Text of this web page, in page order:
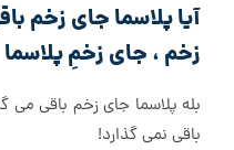
آیا پلاسما جای زخم
زخم ، جای زخمِ پلاسما
بله پلاسما جای زخم باقی
باقی نمی گذارد!